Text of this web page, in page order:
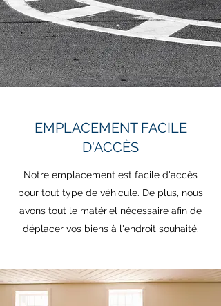
EMPLACEMENT FACILE
D'ACCÈS
Notre emplacement est facile d'accès
pour tout type de véhicule. De plus, nous
avons tout le matériel nécessaire afin de
déplacer vos biens à l'endroit souhaité.